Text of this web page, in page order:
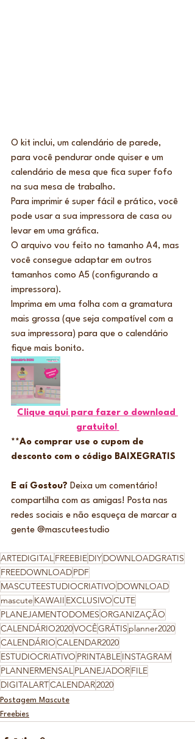
O kit inclui, um calendário de parede,
para você pendurar onde quiser e um
calendário de mesa que fica super fofo
na sua mesa de trabalho.
Para imprimir é super fácil e prático, você
pode usar a sua impressora de casa ou
levar em uma gráfica.
O arquivo vou feito no tamanho A4, mas
você consegue adaptar em outros
tamanhos como A5 (configurando a
impressora).
Imprima em uma folha com a gramatura
mais grossa (que seja compatível com a
sua impressora) para que o calendário
fique mais bonito.
Clique aqui para fazer o download
gratuito!
**Ao comprar use o cupom de
desconto com o código BAIXEGRATIS
E aí Gostou? Deixa um comentário!
compartilha com as amigas! Posta nas
redes sociais e não esqueça de marcar a
gente @mascuteestudio
ARTEDIGITALFREEBIEDIYDOWNLOADGRATIS
FREEDOWNLOADPDF
MASCUTEESTUDIOCRIATIVO DOWNLOAD
mascute KAWAII EXCLUSIVOCUTE
PLANEJAMENTODOMESORGANIZAÇÃO
CALENDÁRIO2020VOCÊGRÁTIS planner2020
CALENDÁRIOCALENDAR2020
ESTUDIOCRIATIVO PRINTABLEINSTAGRAM
PLANNERMENSALPLANEJADORFILE
DIGITALARTCALENDAR2020
Postagem Mascute
Freebies